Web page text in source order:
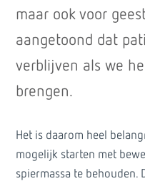
maar ook voor
aangetoond dat
verblijven als we
brengen.
Het is daarom heel
mogelijk starten met
spiermassa te behouden.